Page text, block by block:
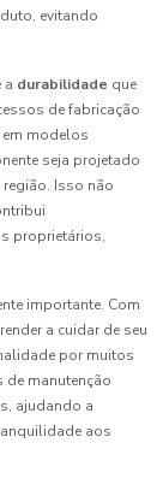
evitando
a durabilidade que
de fabricação
modelos
seja projetado
Isso não
proprietários,
importante. Com
a cuidar de seu
por muitos
de manutenção
ajudando a
aos